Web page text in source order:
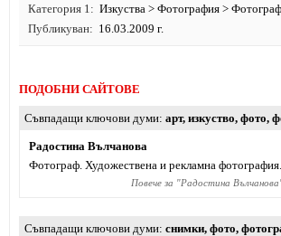
Категория 1
Изкуства > Фотография >
Публикуван
16.03.2009 г.
ПОДОБНИ САЙТОВЕ
Съвпадащи ключови думи арт, изкуство, фото,
Радостина Вълчанова
Фотограф. Художествена и рекламна фотография.
Повече за "Радостина Вълчанова
Съвпадащи ключови думи снимки, фото,